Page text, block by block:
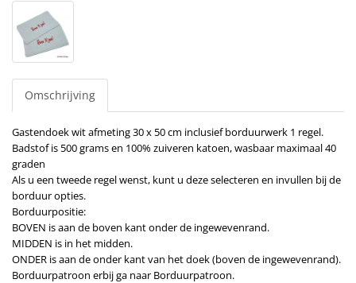
Omschrijving
Gastendoek wit afmeting 30 x 50 cm inclusief borduurwerk 1 regel.
Badstof is 500 grams en 100% zuiveren katoen, wasbaar maximaal 40
graden
Als u een tweede regel wenst, kunt u deze selecteren en invullen bij de
borduur opties.
Borduurpositie:
BOVEN is aan de boven kant onder de ingewevenrand.
MIDDEN is in het midden.
ONDER is aan de onder kant van het doek (boven de ingewevenrand).
Borduurpatroon erbij ga naar Borduurpatroon.